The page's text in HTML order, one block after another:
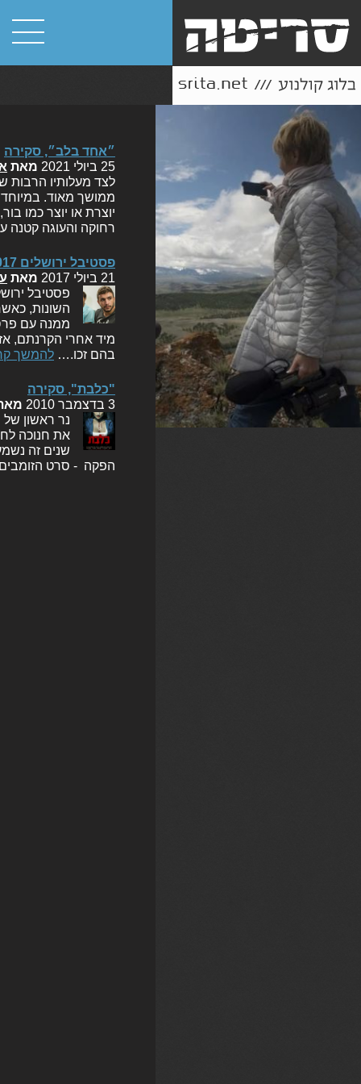
״אחד בלב״, סקירה
25 ביולי 2021
מאת
לצד מעלותיו הרבות
ממושך מאוד.
יוצרת או יוצר כמו
רחוקה והעוגה
פסטיבל ירושלים 2017 – הזוכים, הזוכות וסיכום התחרות הישראלית
21 ביולי 2017
מאת
פסטיבל
השונות,
ממנה עם
מיד אחרי הקרנתם,
בהם זכו.… להמשך
"כלבת", סקירה
3 בדצמבר 2010
נר ראשון של
את חנוכה
שנים זה
הפקה - סרט